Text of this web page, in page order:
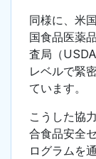
同様に、米
国食品医薬
査局（
レベルで緊
ています。
こうした協
合食品安全
ログラムを